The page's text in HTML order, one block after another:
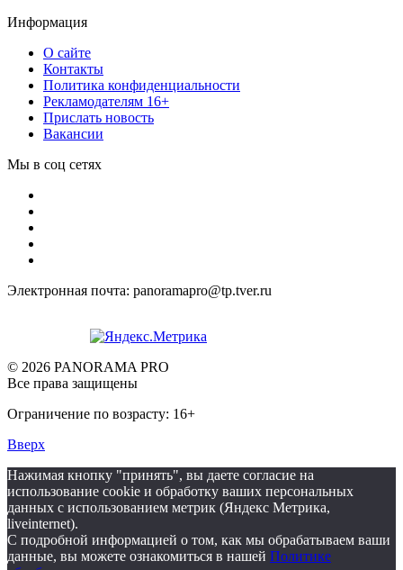
Информация
О сайте
Контакты
Политика конфиденциальности
Рекламодателям 16+
Прислать новость
Вакансии
Мы в соц сетях
Электронная почта: panoramapro@tp.tver.ru
© 2026 PANORAMA PRO
Все права защищены
Ограничение по возрасту: 16+
Вверх
Нажимая кнопку "принять", вы даете согласие на
использование cookie и обработку ваших персональных
данных с использованием метрик (Яндекс Метрика,
liveinternet).
С подробной информацией о том, как мы обрабатываем ваши
данные, вы можете ознакомиться в нашей Политике